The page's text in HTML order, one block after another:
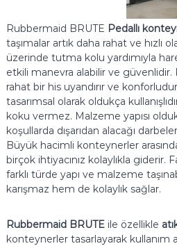
Rubbermaid BRUTE Pedallı
taşımalar artık daha rahat ve hızlı
üzerinde tutma kolu yardımıyla
etkili manevra alabilir ve güvenlidir.
rahat bir his uyandırır ve
tasarımsal olarak oldukça
koku vermez. Malzeme yapısı
koşullarda dışarıdan alacağı
Büyük hacimli konteynerler
birçok ihtiyacınız kolaylıkla giderir.
farklı türde yapı ve malzeme
karışmaz hem de kolaylık sağlar.
Rubbermaid BRUTE ile özellikle
konteynerler tasarlayarak kullanım